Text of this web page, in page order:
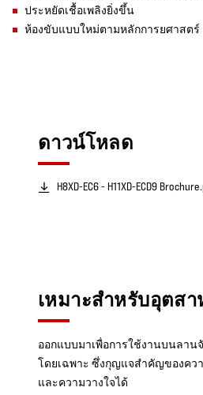
ประหยัดเชื้อเพลิงยิ่งขึ้น
ห้องขับแบบใหม่ตามหลักการยศาสตร์
ดาวน์โหลด
H8XD-EC6 - H11XD-ECD9
เหมาะสำหรับอุตส
ออกแบบมาเพื่อการใช้งานบนลาน
โดยเฉพาะ ซึ่งกุญแจสำคัญของควา
และความวางใจได้